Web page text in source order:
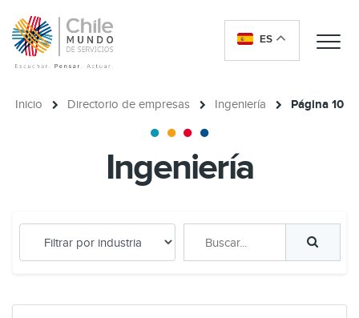
ES
Inicio Directorio de empresas Ingeniería Página 10
Ingeniería